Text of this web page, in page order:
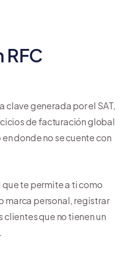
RFC
clave generada por el SAT,
de facturación global
donde no se cuente con
te permite a ti como
marca personal, registrar
clientes que no tienen un